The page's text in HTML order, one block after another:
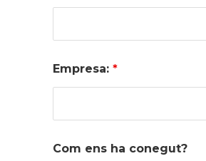
Empresa: *
Com ens ha conegut?